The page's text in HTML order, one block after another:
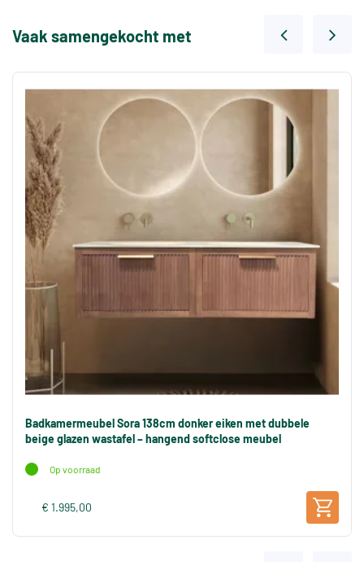
Vaak samengekocht met
Badkamermeubel Sora 138cm donker eiken met dubbele
beige glazen wastafel – hangend softclose meubel
Op voorraad
€ 1.995,00